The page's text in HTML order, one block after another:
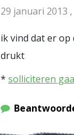
29 januari 2013 ,
ik vind dat er op
drukt
* solliciteren